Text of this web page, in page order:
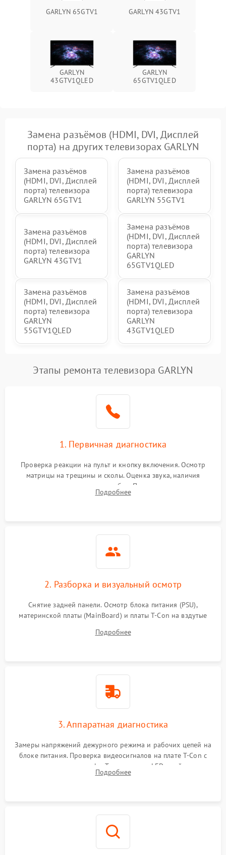
GARLYN 65GTV1 GARLYN 43GTV1
GARLYN
43GTV1QLED
GARLYN
65GTV1QLED
Замена разъёмов (HDMI, DVI, Дисплей
порта) на других телевизорах GARLYN
Замена разъёмов
(HDMI, DVI, Дисплей
порта) телевизора
GARLYN 65GTV1
Замена разъёмов
(HDMI, DVI, Дисплей
порта) телевизора
GARLYN 55GTV1
Замена разъёмов
(HDMI, DVI, Дисплей
порта) телевизора
GARLYN 43GTV1
Замена разъёмов
(HDMI, DVI, Дисплей
порта) телевизора
GARLYN
65GTV1QLED
Замена разъёмов
(HDMI, DVI, Дисплей
порта) телевизора
GARLYN
55GTV1QLED
Замена разъёмов
(HDMI, DVI, Дисплей
порта) телевизора
GARLYN
43GTV1QLED
Этапы ремонта телевизора GARLYN
1. Первичная диагностика
Проверка реакции на пульт и кнопку включения. Осмотр
матрицы на трещины и сколы. Оценка звука, наличия
подсветки и индикаторов ошибок. Подключение тестовых
источников сигнала для выявления симптомов поломки.
Подробнее
2. Разборка и визуальный осмотр
Снятие задней панели. Осмотр блока питания (PSU),
материнской платы (MainBoard) и платы T-Con на вздутые
Проверка надежности фиксации и целостности шлейфов.
Подробнее
3. Аппаратная диагностика
Замеры напряжений дежурного режима и рабочих цепей на
блоке питания. Проверка видеосигналов на плате T-Con с
помощью осциллографа. Тестирование LED-драйвера и
светодиодных планок подсветки мультиметром.
Подробнее